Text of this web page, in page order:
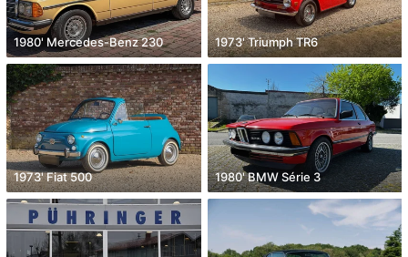
1980' Mercedes-Benz 230 1973' Triumph TR6
1973' Fiat 500 1980' BMW Série 3